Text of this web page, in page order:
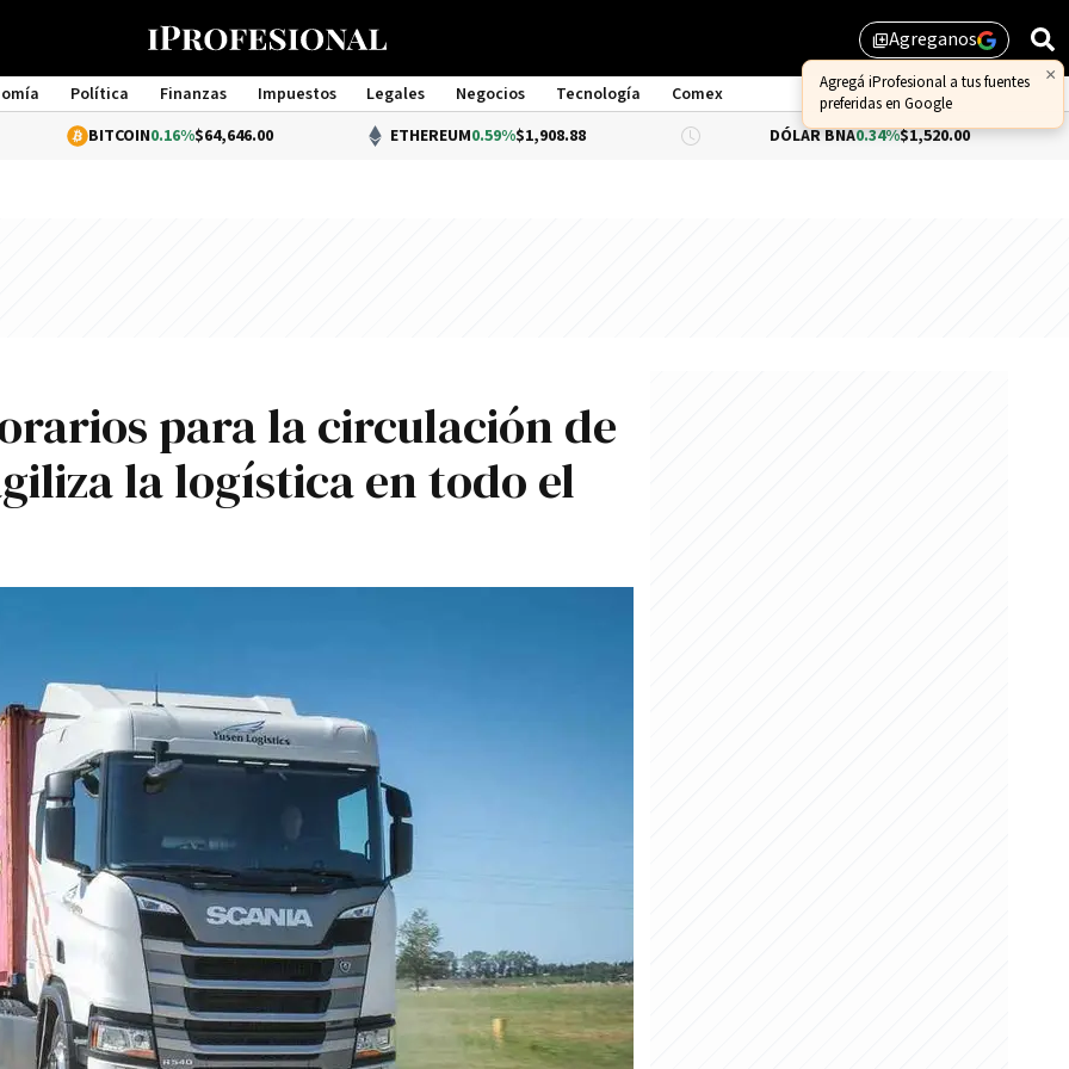
library_addAgreganos
×
Agregá iProfesional a tus fuentes
preferidas en Google
Política Finanzas Impuestos Legales Negocios Tecnología
Comex
Management
BITCOIN0.16%$64,646.00 ETHEREUM0.59%$1,908.88 DÓLAR BNA0.34%$1,520.00
para la circulación de
la logística en todo el